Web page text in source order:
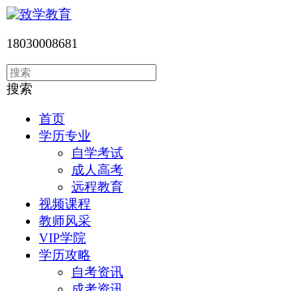
18030008681
搜索
首页
学历专业
自学考试
成人高考
远程教育
视频课程
教师风采
VIP学院
学历攻略
自考资讯